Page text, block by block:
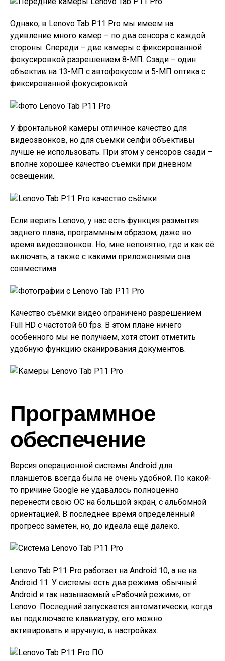
Однако, в Lenovo Tab P11 Pro мы имеем на
удивление много камер – по два сенсора с каждой
стороны. Спереди – две камеры с фиксированной
фокусировкой разрешением 8-МП. Сзади – один
объектив на 13-МП с автофокусом и 5-МП оптика с
фиксированной фокусировкой.
У фронтальной камеры отличное качество для
видеозвонков, но для съёмки селфи объективы
лучше не использовать. При этом у сенсоров сзади –
вполне хорошее качество съёмки при дневном
освещении.
Если верить Lenovo, у нас есть функция размытия
заднего плана, программным образом, даже во
время видеозвонков. Но, мне непонятно, где и как её
включать, а также с какими приложениями она
совместима.
Качество съёмки видео ограничено разрешением
Full HD с частотой 60 fps. В этом плане ничего
особенного мы не получаем, хотя стоит отметить
удобную функцию сканирования документов.
Программное
обеспечение
Версия операционной системы Android для
планшетов всегда была не очень удобной. По какой-
то причине Google не удавалось полноценно
перенести свою ОС на большой экран, с альбомной
ориентацией. В последнее время определённый
прогресс заметен, но, до идеала ещё далеко.
Lenovo Tab P11 Pro работает на Android 10, а не на
Android 11. У системы есть два режима: обычный
Android и так называемый «Рабочий режим», от
Lenovo. Последний запускается автоматически, когда
вы подключаете клавиатуру, его можно
активировать и вручную, в настройках.